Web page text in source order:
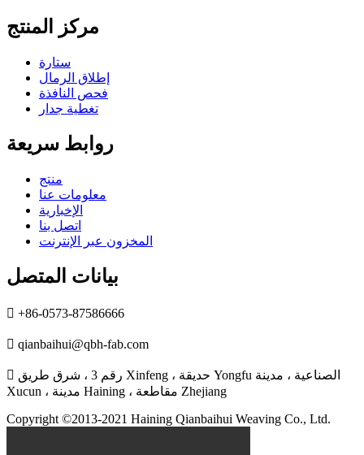
مركز المنتج
ستارة
إطلاق الرمال
فحص النافذة
تغطية جدار
روابط سريعة
منتج
معلومات عنا
الإخبارية
اتصل بنا
المخزون عبر الإنترنت
بيانات المتصل
 +86-0573-87586666
 qianbaihui@qbh-fab.com
 رقم 3 ، شرق طريق Xinfeng ، حديقة Yongfu الصناعية ، مدينة
Xucun ، مدينة Haining ، مقاطعة Zhejiang
Copyright ©2013-2021 Haining Qianbaihui Weaving Co., Ltd.